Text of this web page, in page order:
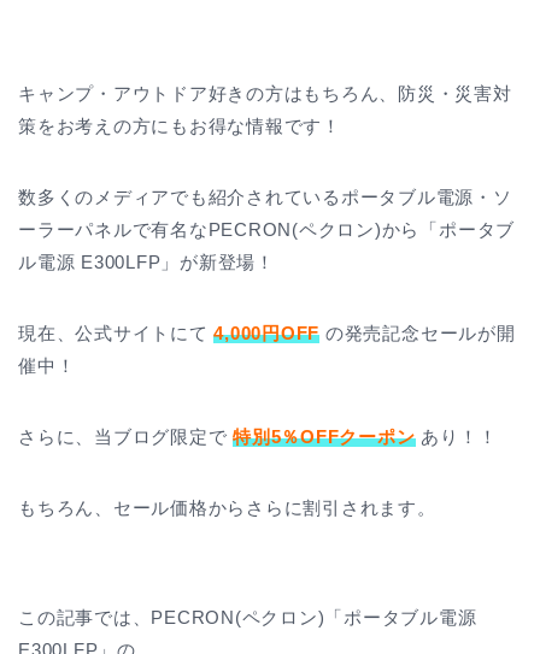
キャンプ・アウトドア好きの方はもちろん、防災・災害対
策をお考えの方にもお得な情報です！
数多くのメディアでも紹介されているポータブル電源・ソ
ーラーパネルで有名なPECRON(ペクロン)から「ポータブ
ル電源 E300LFP」が新登場！
現在、公式サイトにて4,000円OFF の発売記念セールが開
催中！
さらに、当ブログ限定で特別5％OFFクーポンあり！！
もちろん、セール価格からさらに割引されます。
この記事では、PECRON(ペクロン)「ポータブル電源